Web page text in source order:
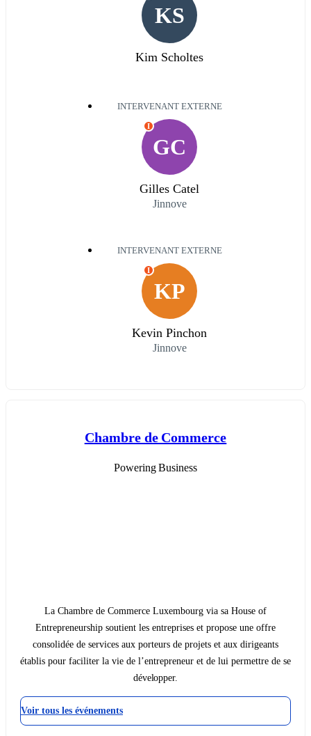
KS
Kim Scholtes
INTERVENANT EXTERNE
GC
I
Gilles Catel
Jinnove
INTERVENANT EXTERNE
KP
I
Kevin Pinchon
Jinnove
Chambre de Commerce
Powering Business
La Chambre de Commerce Luxembourg via sa House of
Entrepreneurship soutient les entreprises et propose une offre
consolidée de services aux porteurs de projets et aux dirigeants
établis pour faciliter la vie de l’entrepreneur et de lui permettre de se
développer.
Voir tous les événements